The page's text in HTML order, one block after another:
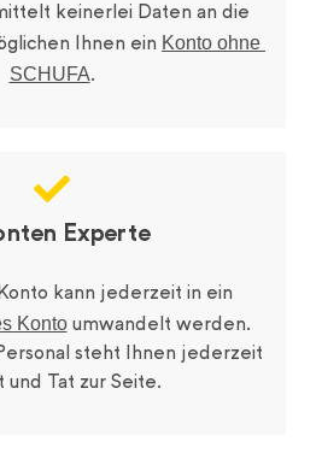
keinerlei Daten an die
Ihnen ein Konto ohne
SCHUFA.
Experte
Konto umwandelt werden.
steht Ihnen jederzeit
und Tat zur Seite.